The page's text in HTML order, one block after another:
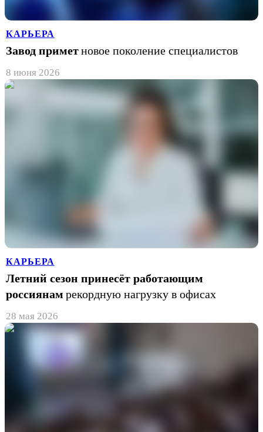
КАРЬЕРА
Завод приметновое поколение специалистов
8 июня 2026
КАРЬЕРА
Летний сезон принесёт работающим
россиянам рекордную нагрузку в офисах
28 мая 2026